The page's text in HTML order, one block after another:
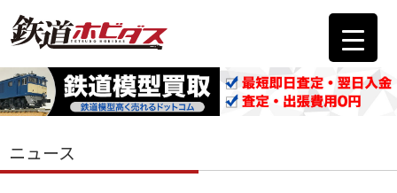
ニュース